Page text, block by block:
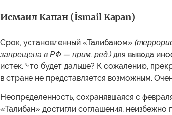
Исмаил Капан (İsmail Kapan)
Срок, установленный «Талибаном»
запрещена в РФ — прим. ред.) для вывода
истек. Что будет дальше? К сожалению,
в стране не представляется возможным.
Неопределенность, сохранявшаяся с
«Талибан» достигли соглашения, неизбежно